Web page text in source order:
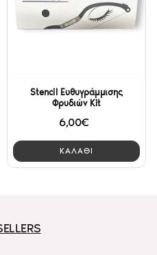
Stencil Ευθυγράμμισης
Φρυδιών Kit
6,00€
ΚΑΛΑΘΙ